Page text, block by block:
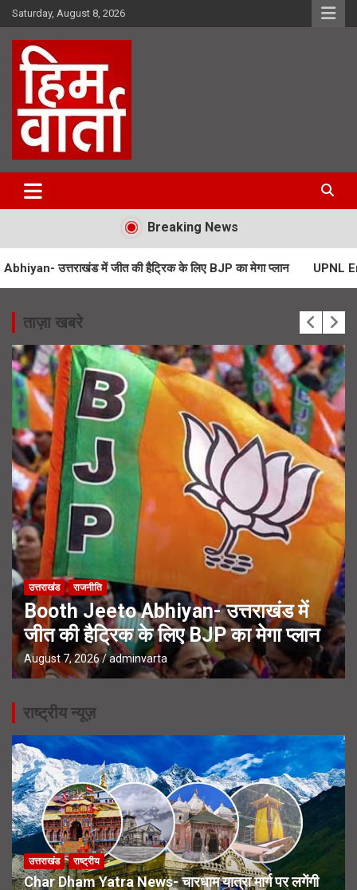
Skip
to
content
Saturday, August 8, 2026
Him Varta
Breaking News
में जीत की हैट्रिक के लिए BJP का मेगा प्लान UPNL Employees
ताज़ा खबरे
उत्तराखंड राजनीति
Booth Jeeto Abhiyan- उत्तराखंड में
जीत की हैट्रिक के लिए BJP का मेगा प्लान
August 7, 2026 adminvarta
राष्ट्रीय न्यूज़
उत्तराखंड राष्ट्रीय
Char Dham Yatra News- चारधाम यात्रा मार्ग पर लगेंगी